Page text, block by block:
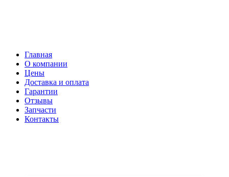
Главная
О компании
Цены
Доставка и оплата
Гарантии
Отзывы
Запчасти
Контакты